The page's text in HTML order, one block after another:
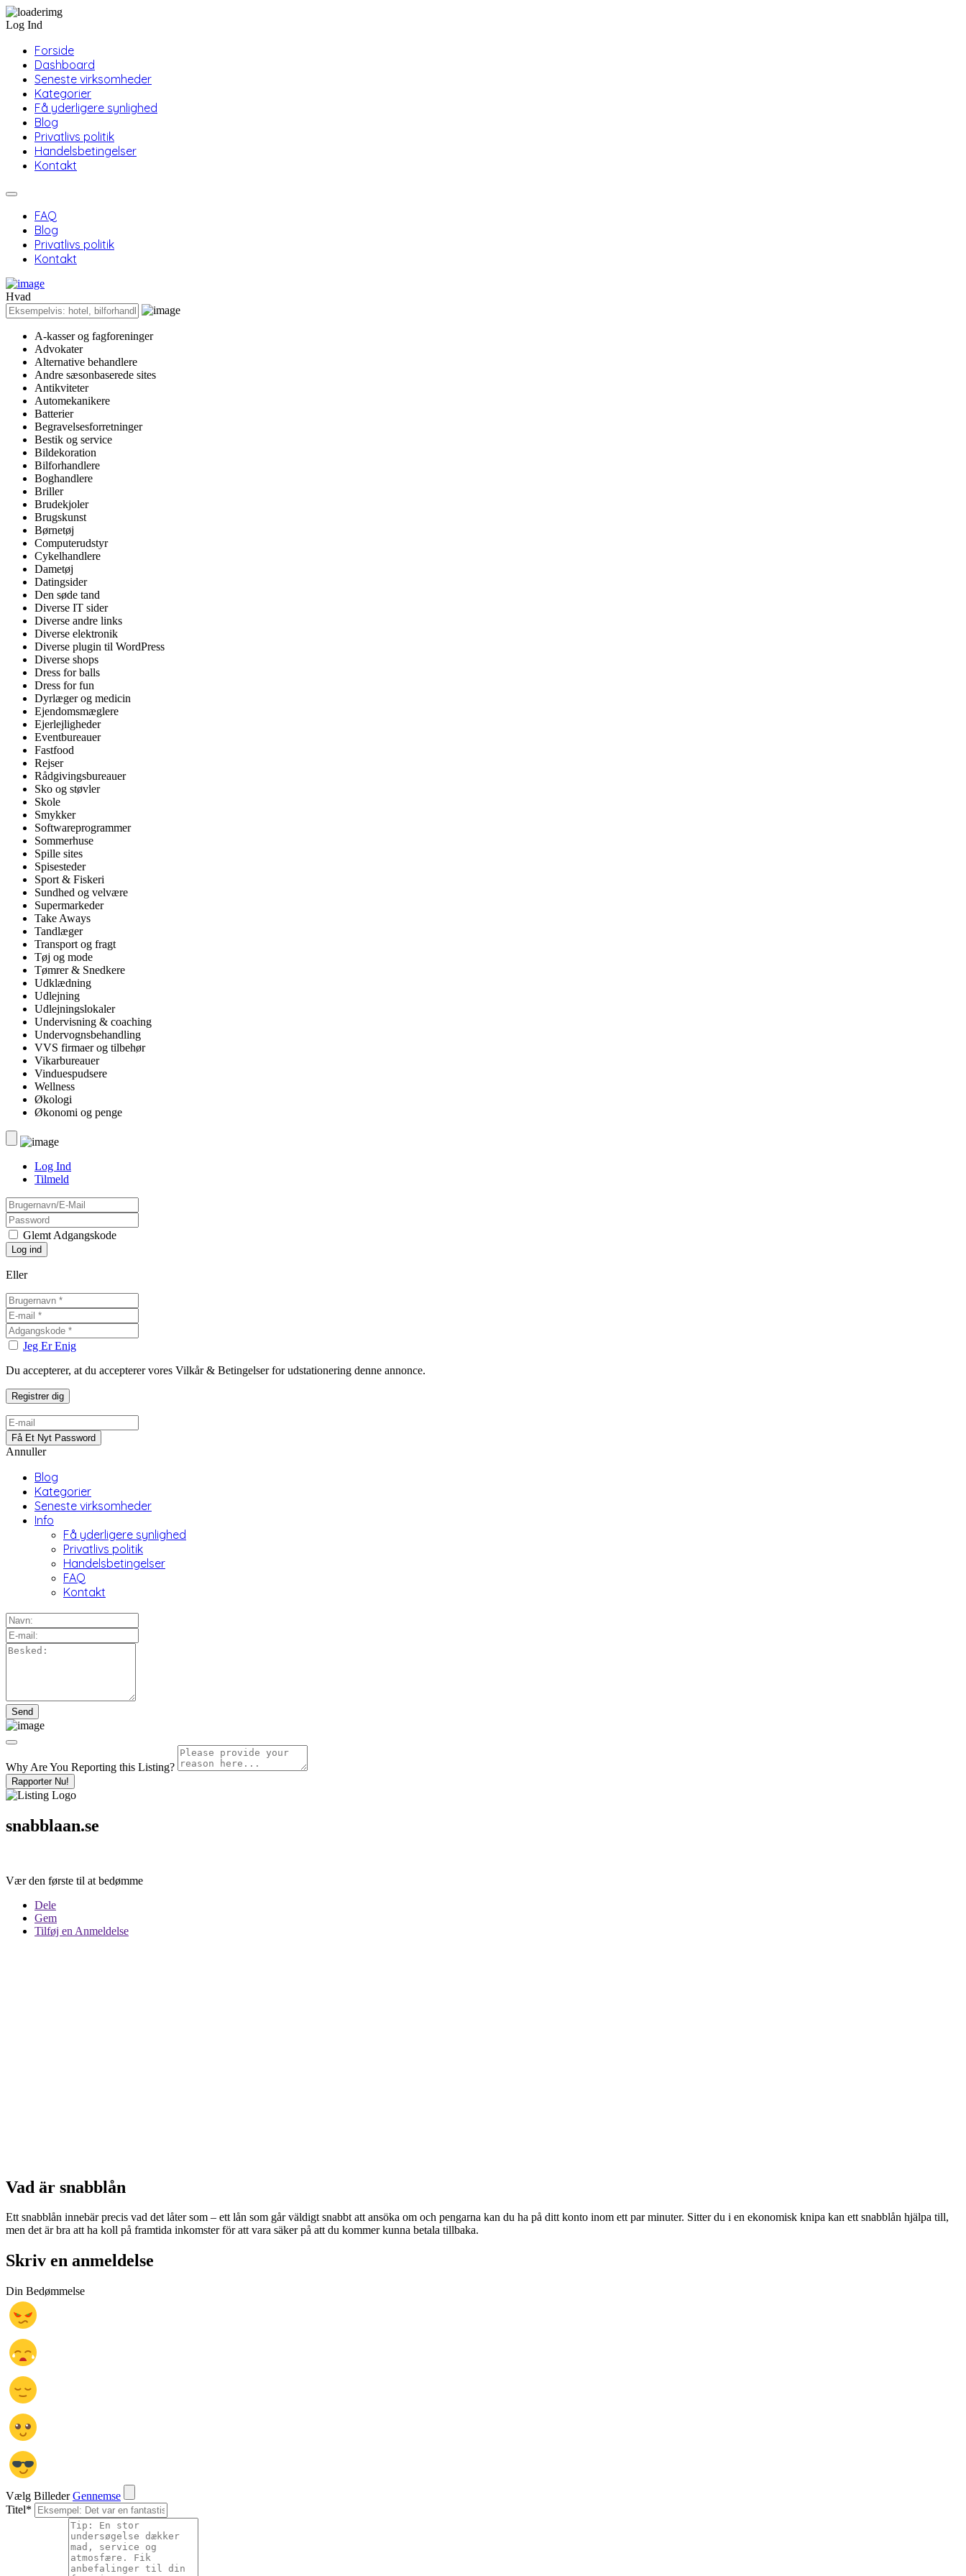
Log Ind
Forside
Dashboard
Seneste virksomheder
Kategorier
Få yderligere synlighed
Blog
Privatlivs politik
Handelsbetingelser
Kontakt
FAQ
Blog
Privatlivs politik
Kontakt
Hvad
A-kasser og fagforeninger
Advokater
Alternative behandlere
Andre sæsonbaserede sites
Antikviteter
Automekanikere
Batterier
Begravelsesforretninger
Bestik og service
Bildekoration
Bilforhandlere
Boghandlere
Briller
Brudekjoler
Brugskunst
Børnetøj
Computerudstyr
Cykelhandlere
Dametøj
Datingsider
Den søde tand
Diverse IT sider
Diverse andre links
Diverse elektronik
Diverse plugin til WordPress
Diverse shops
Dress for balls
Dress for fun
Dyrlæger og medicin
Ejendomsmæglere
Ejerlejligheder
Eventbureauer
Fastfood
Rejser
Rådgivingsbureauer
Sko og støvler
Skole
Smykker
Softwareprogrammer
Sommerhuse
Spille sites
Spisesteder
Sport & Fiskeri
Sundhed og velvære
Supermarkeder
Take Aways
Tandlæger
Transport og fragt
Tøj og mode
Tømrer & Snedkere
Udklædning
Udlejning
Udlejningslokaler
Undervisning & coaching
Undervognsbehandling
VVS firmaer og tilbehør
Vikarbureauer
Vinduespudsere
Wellness
Økologi
Økonomi og penge
Log Ind
Tilmeld
Glemt Adgangskode
Eller
Jeg Er Enig
Du accepterer, at du accepterer vores Vilkår & Betingelser for udstationering denne annonce.
Annuller
Blog
Kategorier
Seneste virksomheder
Info
Få yderligere synlighed
Privatlivs politik
Handelsbetingelser
FAQ
Kontakt
Why Are You Reporting this Listing?
Rapporter Nu!
snabblaan.se
Vær den første til at bedømme
Dele
Gem
Tilføj en Anmeldelse
Vad är snabblån
Ett snabblån innebär precis vad det låter som – ett lån som går väldigt snabbt att ansöka om och pengarna kan du ha på ditt konto inom ett par minuter. Sitter du i en ekonomisk knipa kan ett snabblån hjälpa till,
men det är bra att ha koll på framtida inkomster för att vara säker på att du kommer kunna betala tillbaka.
Skriv en anmeldelse
Din Bedømmelse
Vælg Billeder Gennemse
Titel*